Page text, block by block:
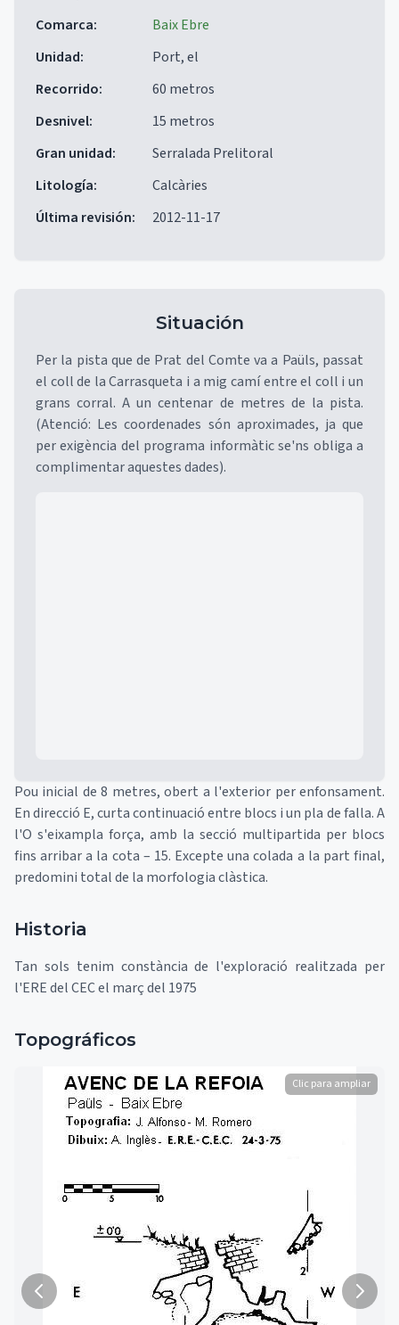
Comarca:
Baix Ebre
Unidad:
Port, el
Recorrido:
60 metros
Desnivel:
15 metros
Gran unidad:
Serralada Prelitoral
Litología:
Calcàries
Última revisión: 2012-11-17
Situación
Per la pista que de Prat del Comte va a Paüls, passat
el coll de la Carrasqueta i a mig camí entre el coll i un
grans corral. A un centenar de metres de la pista.
(Atenció: Les coordenades són aproximades, ja que
per exigència del programa informàtic se'ns obliga a
complimentar aquestes dades).
Pou inicial de 8 metres, obert a l'exterior per enfonsament.
En direcció E, curta continuació entre blocs i un pla de falla. A
l'O s'eixampla força, amb la secció multipartida per blocs
fins arribar a la cota – 15. Excepte una colada a la part final,
predomini total de la morfologia clàstica.
Historia
Tan sols tenim constància de l'exploració realitzada per
l'ERE del CEC el març del 1975
Topográficos
Clic para ampliar